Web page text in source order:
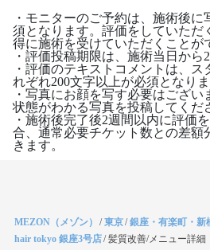
・モニターのご予約は、施術後
須となります。評価をしていただ
得に施術を受けていただくことが
・評価投稿期限は、施術当日から
・評価のテキストコメントは、
れぞれ200文字以上が必須となりま
・写真にお顔を写す必要はござ
状態がわかる写真を投稿してくだ
・施術後完了後2週間以内に評価
合、通常必要チケット数との差額
きます。
MEZON（メゾン） /東京/銀座・有楽町・新
hair tokyo 銀座3号店/髪質改善/メニュー詳細